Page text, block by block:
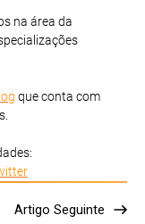
na área da
que conta com
Artigo Seguinte